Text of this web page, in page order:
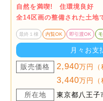
自然を満喫! 住環境良好
全14区画の整備された土地
最終１棟 内覧OK 即引渡OK
月々お支
販売価格 2,940万円（
3,440万円（
所在地
東京都八王